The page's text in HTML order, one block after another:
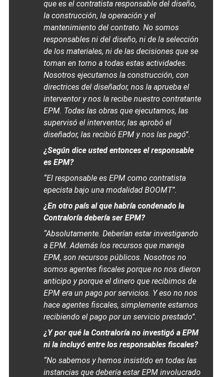
que es el contratista responsable del diseño,
la construcción, la operación y el
mantenimiento del contrato. No somos
responsables ni del diseño, ni de la selección
de los materiales, ni de las decisiones que se
toman en torno a todas estas actividades.
Nosotros ejecutamos la construcción, con
directrices del diseñador, nos la aprueba el
interventor y nos la recibe nuestro contratante
EPM. Todas las obras que ejecutamos, las
supervisó el interventor, las aprobó el
diseñador, las recibió EPM y nos las pagó”.
¿Según dice usted entonces el responsable
es EPM?
“El responsable es EPM como contratista
epecista bajo una modalidad BOOMT”.
¿En otro país al que habría condenado la
Contraloría debería ser EPM?
“Absolutamente. Deberían estar investigando
a EPM. Además los recursos que maneja
EPM, son recursos públicos. Nosotros no
somos agentes fiscales porque no nos dieron
anticipo y porque el dinero que recibimos de
EPM era un pago por servicios. Y eso no nos
hace agentes fiscales, simplemente estamos
recibiendo el pago por un servicio prestado”.
¿Y por qué la Contraloría no investigó a EPM
ni la incluyó entre los responsables fiscales?
“No sabemos y hemos insistido en todas las
instancias que debería estar EPM involucrado